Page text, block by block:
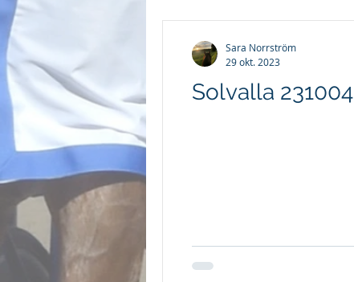
Solvalla 231004
Sara Norrström
29 okt. 2023